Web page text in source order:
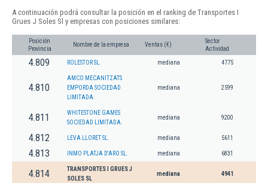
A continuación podrá consultar la posición en el ranking de Transportes I
Grues J Soles Sl y empresas con posiciones similares:
Posición
Provincia
Nombre de la empresa Ventas (€)
Sector
Actividad
4.809 ROLESTOR SL. mediana 4775
4.810
AMCO MECANITZATS
EMPORDA SOCIEDAD
LIMITADA.
mediana 2599
4.811
WHITESTONE GAMES
SOCIEDAD LIMITADA.
mediana 9200
4.812 LEVA LLORET SL. mediana 5611
4.813 INMO PLATJA D'ARO SL. mediana 6831
4.814
TRANSPORTES I GRUES J
SOLES SL
mediana 4941